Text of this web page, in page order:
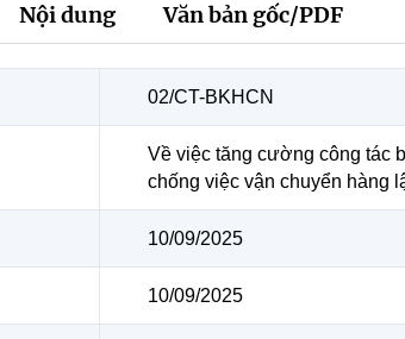
Nội dung Văn bản gốc/PDF
02/CT-BKHCN
Về việc tăng cường công tác
chống việc vận chuyển hàng
10/09/2025
10/09/2025